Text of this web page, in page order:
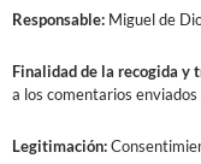
Responsable: Miguel de
Finalidadde la recogida y
a los comentarios
Legitimación: